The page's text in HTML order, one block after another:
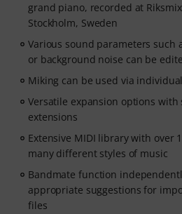
grand piano, recorded at
Stockholm, Sweden
Various sound parameters such
or background noise can be
Miking can be used via
Versatile expansion options with
extensions
Extensive MIDI library with over
many different styles of music
Bandmate function
appropriate suggestions for
files